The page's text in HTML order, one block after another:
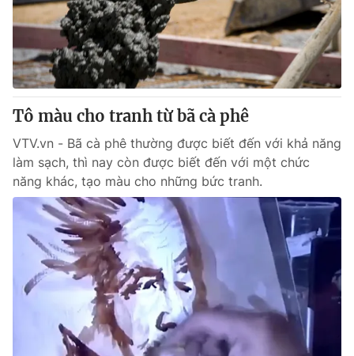
Tin tức
Thế giới đó đây
Câu chuyện quốc tế
Kinh tế
Tài chính
Thị trường
Góc doanh nghiệp
Dữ liệu và đời sống
Truyền hình
Phim VTV
Hậu trường
Nhân vật
Khán giả
Giải sao mai
Giải trí
Điện ảnh
Âm nhạc
Đời sống
Du lịch
Làm đẹp
Chất lượng cuộc sống
Giáo dục
Tuyển sinh
Học trực tuyến
Công nghệ
Hitech Công nghệ tương lai
Giao lưu trực tuyến
Tô màu cho tranh từ bã cà phê
VTV.vn - Bã cà phê thường được biết đến với khả năng
làm sạch, thì nay còn được biết đến với một chức
năng khác, tạo màu cho những bức tranh.